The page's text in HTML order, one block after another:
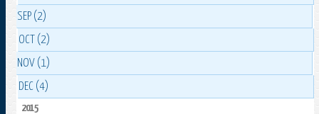
SEP (2)
OCT (2)
NOV (1)
DEC (4)
2015